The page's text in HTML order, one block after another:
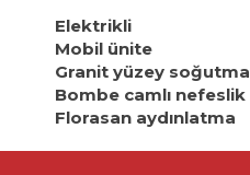
Elektrikli
Mobil ünite
Granit yüzey
Bombe camlı nefeslik
Florasan aydınlatma